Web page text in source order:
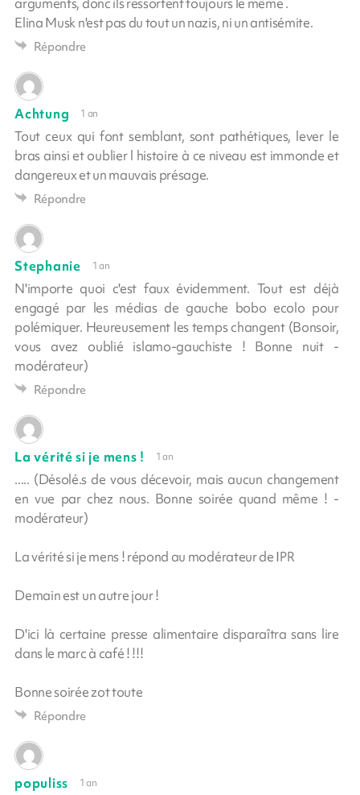
Elina Musk n'est pas du tout un nazis, ni un antisémite.
Répondre
Achtung 1 an
Tout ceux qui font semblant, sont pathétiques, lever le
bras ainsi et oublier l histoire à ce niveau est immonde et
dangereux et un mauvais présage.
Répondre
Stephanie 1 an
N'importe quoi c'est faux évidemment. Tout est déjà
engagé par les médias de gauche bobo ecolo pour
polémiquer. Heureusement les temps changent (Bonsoir,
vous avez oublié islamo-gauchiste ! Bonne nuit -
modérateur)
Répondre
La vérité si je mens ! 1 an
..... (Désolé.s de vous décevoir, mais aucun changement
en vue par chez nous. Bonne soirée quand même ! -
modérateur)
La vérité si je mens ! répond au modérateur de IPR
Demain est un autre jour !
D'ici là certaine presse alimentaire disparaîtra sans lire
dans le marc à café ! !!!
Bonne soirée zot toute
Répondre
populiss 1 an